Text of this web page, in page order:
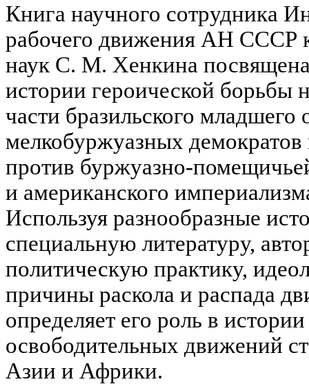
Книга научного сотрудника
рабочего движения АН СССР
наук С. М. Хенкина
истории героической борьбы
части бразильского младшего
мелкобуржуазных
против буржуазно-
и американского
Используя разнообразные
специальную литературу,
политическую практику,
причины раскола и распада
определяет его роль в
освободительных движений
Азии и Африки.